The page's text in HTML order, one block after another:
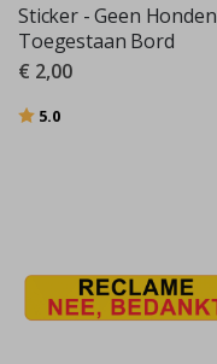
Sticker - Geen Honden
Toegestaan Bord
€ 2,00
Beoordeling:
5.0